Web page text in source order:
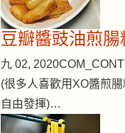
豆瓣醬豉油煎腸
九 02, 2020
(很多人喜歡用XO醬煎
自由發揮)…